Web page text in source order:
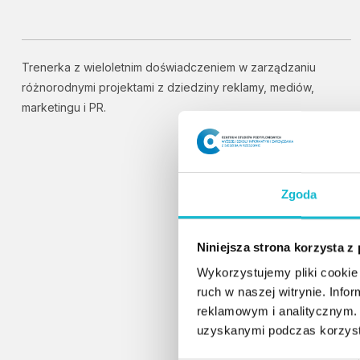
Zgoda
Niniejsza strona korzysta z
Wykorzystujemy pliki
ruch w naszej witrynie.
reklamowym i
uzyskanymi podczas
Trenerka z wieloletnim doświadczeniem w zarządzaniu
różnorodnymi projektami z dziedziny reklamy, mediów,
marketingu i PR.